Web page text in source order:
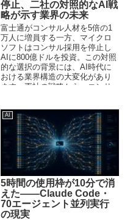
停止、二社の対照的なAI戦
略が示す業界の未来
富士通がコンサル人材を5倍の1
万人に増員する一方、マイクロ
ソフトはコンサル採用を停止し
AIに800億ドルを投資。この対照
的な選択の背景には、AI時代に
おける業界構造の大変化があり
ます。両社の戦略から、コンサ
AI
5時間の使用枠が10分で消
えた——Claude Code・
70エージェント並列実行
の現実